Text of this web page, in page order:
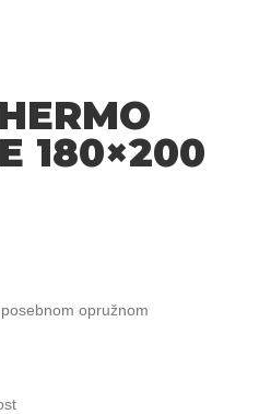
180×200
opružnom